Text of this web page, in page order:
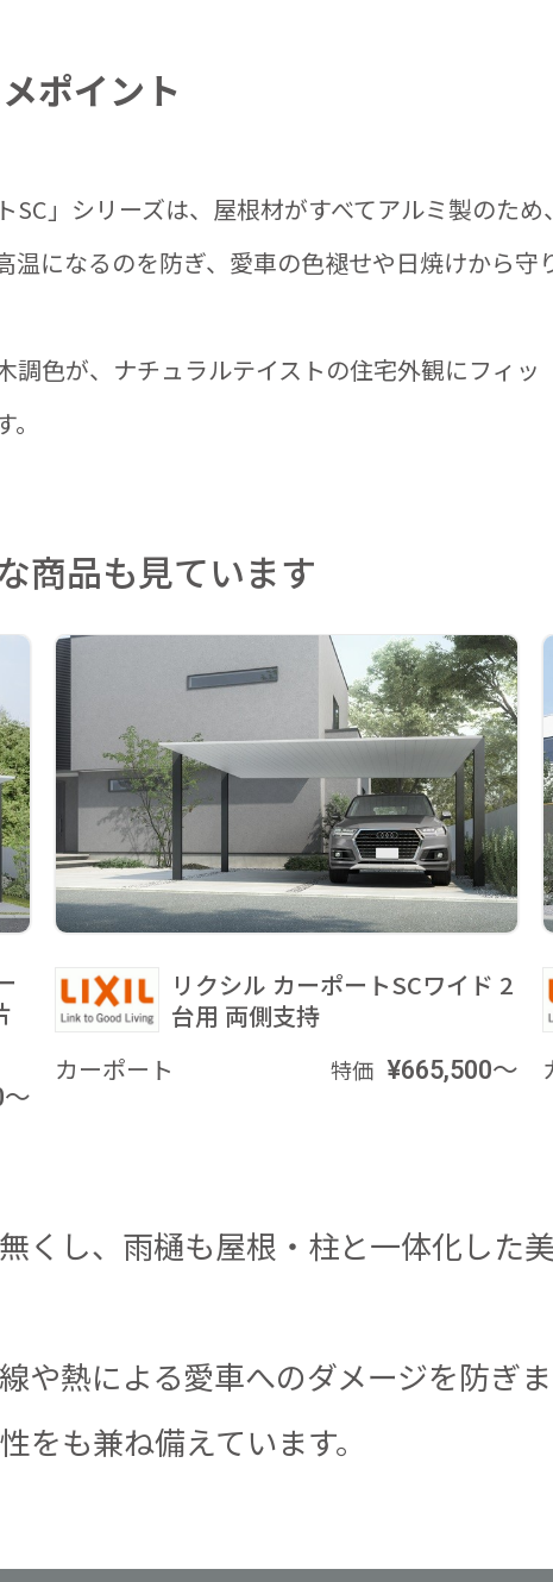
ポイント
SC」シリーズは、屋根材がすべてアルミ製のため
温になるのを防ぎ、愛車の色褪せや日焼けから守
調色が、ナチュラルテイストの住宅外観にフィッ
商品も見ています
リクシル カーポートSCワイド 2
台用 両側支持
カーポート
特価 ¥665,500～
くし、雨樋も屋根・柱と一体化した
や熱による愛車へのダメージを防ぎ
をも兼ね備えています。